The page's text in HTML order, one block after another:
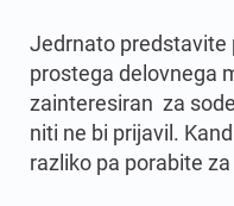
Jedrnato predstavite
prostega delovnega
zainteresiran za
niti ne bi prijavil.
razliko pa porabite